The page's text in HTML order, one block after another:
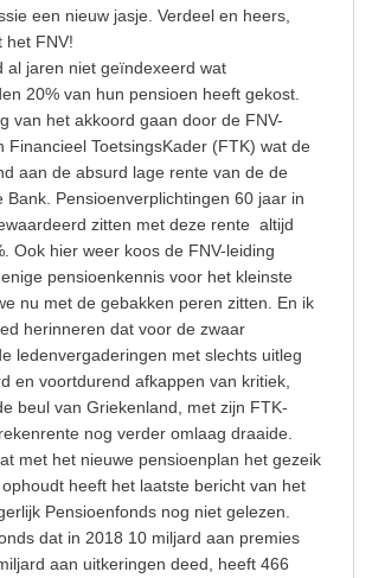
een nieuw jasje. Verdeel en heers,
het FNV!
al jaren niet geïndexeerd wat
20% van hun pensioen heeft gekost.
van het akkoord gaan door de FNV-
Financieel ToetsingsKader (FTK) wat de
aan de absurd lage rente van de de
Bank. Pensioenverplichtingen 60 jaar in
zitten met deze rente altijd
Ook hier weer koos de FNV-leiding
pensioenkennis voor het kleinste
nu met de gebakken peren zitten. En ik
herinneren dat voor de zwaar
ledenvergaderingen met slechts uitleg
en voortdurend afkappen van kritiek,
beul van Griekenland, met zijn FTK-
nog verder omlaag draaide.
met het nieuwe pensioenplan het gezeik
heeft het laatste bericht van het
Pensioenfonds nog niet gelezen.
dat in 2018 10 miljard aan premies
aan uitkeringen deed, heeft 466